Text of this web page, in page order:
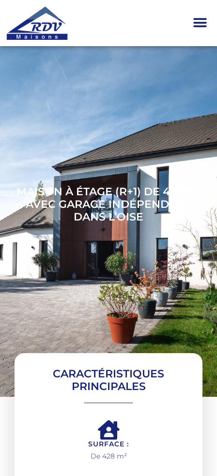
MAISON À ÉTAGE (R+1) DE 428 M²
AVEC GARAGE INDÉPENDANT
DANS L’OISE
CARACTÉRISTIQUES
PRINCIPALES
SURFACE :
De 428 m²